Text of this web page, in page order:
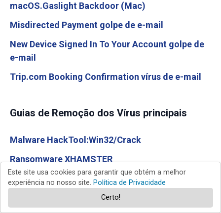
macOS.Gaslight Backdoor (Mac)
Misdirected Payment golpe de e-mail
New Device Signed In To Your Account golpe de
e-mail
Trip.com Booking Confirmation vírus de e-mail
Guias de Remoção dos Vírus principais
Malware HackTool:Win32/Crack
Ransomware XHAMSTER
Vírus COM Surrogate
Malware CraxsRAT (Android)
Este site usa cookies para garantir que obtém a melhor
experiência no nosso site. Política de Privacidade
Certo!